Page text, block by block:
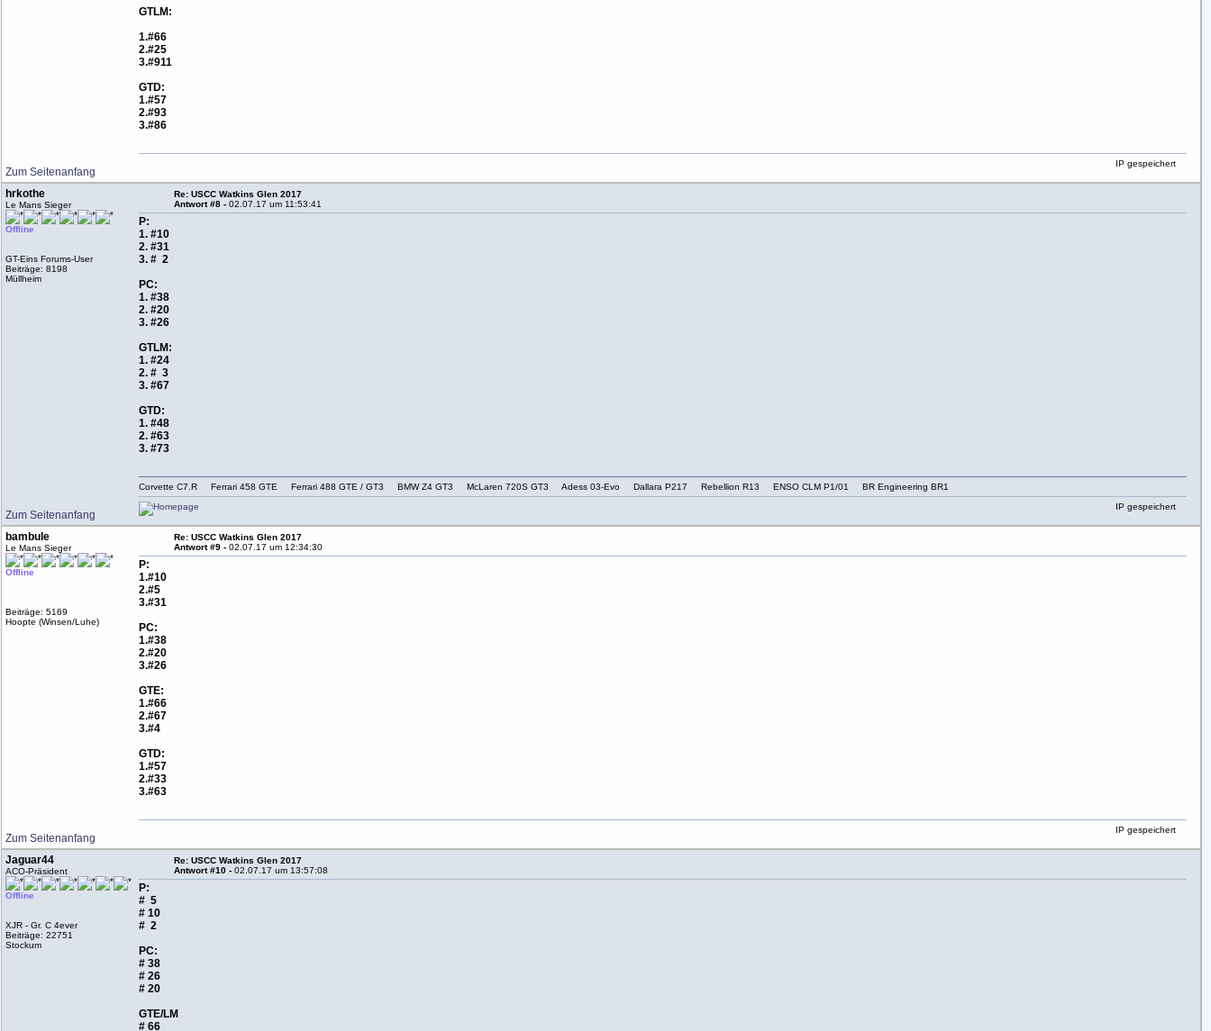
GTLM:
1.#66
2.#25
3.#911
GTD:
1.#57
2.#93
3.#86
Zum Seitenanfang
IP gespeichert
hrkothe
Le Mans Sieger
Offline
GT-Eins Forums-User
Beiträge: 8198
Müllheim
Re: USCC Watkins Glen 2017
Antwort #8 -02.07.17 um 11:53:41
P:
1. #10
2. #31
3. # 2
PC:
1. #38
2. #20
3. #26
GTLM:
1. #24
2. # 3
3. #67
GTD:
1. #48
2. #63
3. #73
Zum Seitenanfang
Corvette C7.R Ferrari 458 GTE Ferrari 488 GTE / GT3 BMW Z4 GT3 McLaren 720S GT3 Adess 03-Evo Dallara P217 Rebellion R13 ENSO CLM P1/01 BR Engineering BR1
IP gespeichert
bambule
Le Mans Sieger
Offline
Beiträge: 5169
Hoopte (Winsen/Luhe)
Re: USCC Watkins Glen 2017
Antwort #9 -02.07.17 um 12:34:30
P:
1.#10
2.#5
3.#31
PC:
1.#38
2.#20
3.#26
GTE:
1.#66
2.#67
3.#4
GTD:
1.#57
2.#33
3.#63
Zum Seitenanfang
IP gespeichert
Jaguar44
ACO-Präsident
Offline
XJR - Gr. C 4ever
Beiträge: 22751
Stockum
Re: USCC Watkins Glen 2017
Antwort #10 -02.07.17 um 13:57:08
P:
# 5
# 10
# 2
PC:
# 38
# 26
# 20
GTE/LM
# 66